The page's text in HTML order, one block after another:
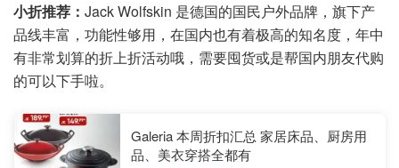
小折推荐： Jack Wolfskin 是德国的国民户外品牌，旗下产
品线丰富，功能性够用，在国内也有着极高的知名度，年中
有非常划算的折上折活动哦，需要囤货或是帮国内朋友代购
的可以下手啦。
Galeria 本周折扣汇总 家居床品、厨房用
品、美衣穿搭全都有